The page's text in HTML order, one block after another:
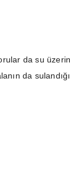
da su
da